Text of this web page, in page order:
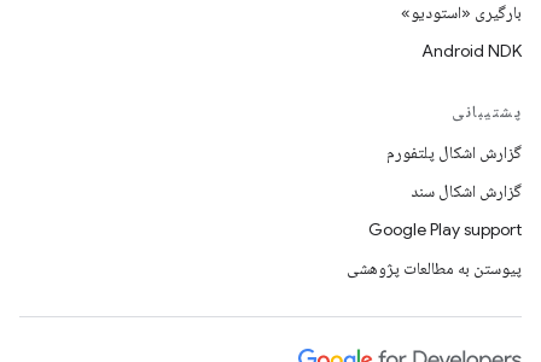
بارگیری «استودیو»
Android NDK
پشتیبانی
گزارش اشکال پلتفورم
گزارش اشکال سند
Google Play support
پیوستن به مطالعات پژوهشی